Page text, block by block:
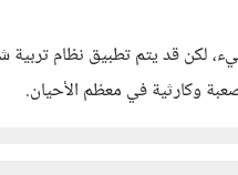
لكن قد يتم تطبيق نظام
وكارثية في معظم الأحيان.